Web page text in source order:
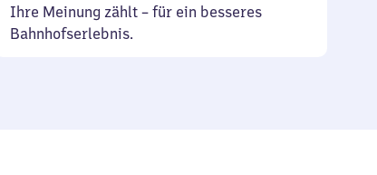
Ihre Meinung zählt – für ein besseres
Bahnhofserlebnis.